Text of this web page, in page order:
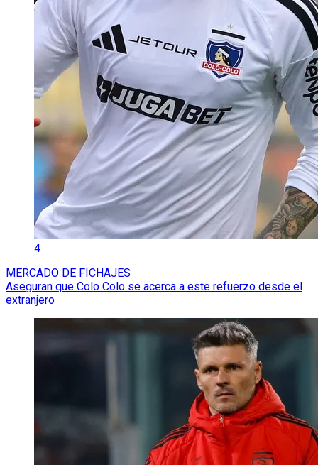
4
MERCADO DE FICHAJES
Aseguran que Colo Colo se acerca a este refuerzo desde el
extranjero